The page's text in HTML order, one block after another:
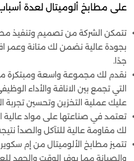
على مطابخ ألوميتال لعدة
تتمكن الشركة من تصميم وتنفيذ
بجودة عالية نضمن لك متانة وعمر
جدًا.
نقدم لك مجموعة واسعة ومبتكرة
التي تجمع بين الاناقة والأداء
عليك عملية التخزين وتحسين تجربة
تعتمد في صناعتها على مواد
لك مقاومة عالية للتآكل والصدأ
تتميز مطابخ الألوميتال من إم
والصيانة مما يوفر الوقت والجهد